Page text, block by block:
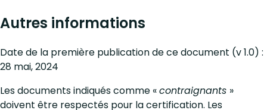
Autres informations
Date de la première publication de ce document (v 1.0) :
28 mai, 2024
Les documents indiqués comme «contraignants »
doivent être respectés pour la certification. Les